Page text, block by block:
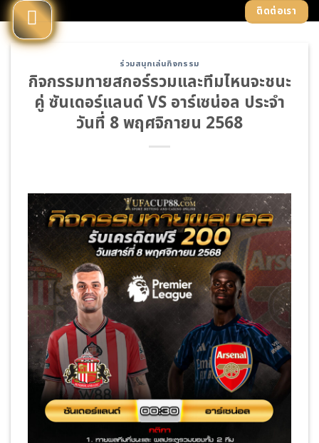
Skip
to
content
ติดต่อเรา
ร่วมสนุกเล่นกิจกรรม
กิจกรรมทายสกอร์รวมและทีมไหนจะชนะ
คู่ ซันเดอร์แลนด์ VS อาร์เซน่อล ประจำ
วันที่ 8 พฤศจิกายน 2568